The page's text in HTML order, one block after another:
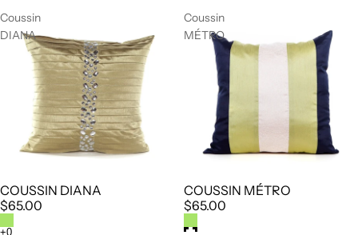
Coussin
DIANA
COUSSIN DIANA
$65.00
Coussin
MÉTRO
COUSSIN MÉTRO
$65.00